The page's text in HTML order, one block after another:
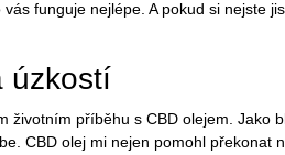
funguje nejlépe. A pokud si nejste
úzkostí
příběhu s CBD olejem. Jako
CBD olej mi nejen pomohl překonat